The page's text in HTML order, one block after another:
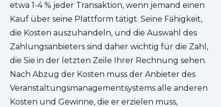
etwa 1-4 % jeder Transaktion, wenn jemand einen
Kauf über seine Plattform tätigt. Seine Fähigkeit,
die Kosten auszuhandeln, und die Auswahl des
Zahlungsanbieters sind daher wichtig für die Zahl,
die Sie in der letzten Zeile Ihrer Rechnung sehen.
Nach Abzug der Kosten muss der Anbieter des
Veranstaltungsmanagementsystems alle anderen
Kosten und Gewinne, die er erzielen muss,